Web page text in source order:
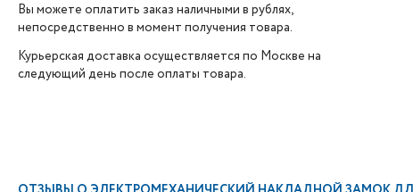
Вы можете оплатить заказ наличными в рублях,
непосредственно в момент получения товара.
Курьерская доставка осуществляется по Москве на
следующий день после оплаты товара.